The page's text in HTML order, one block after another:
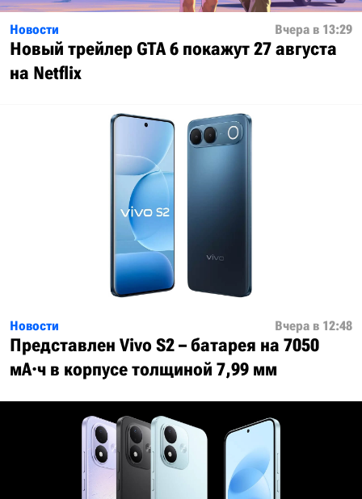
Новости Вчера в 13:29
Новый трейлер GTA 6 покажут 27 августа
на Netflix
Новости Вчера в 12:48
Представлен Vivo S2 – батарея на 7050
мА·ч в корпусе толщиной 7,99 мм